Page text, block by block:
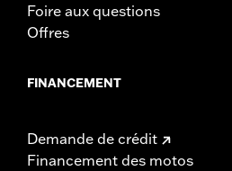
Foire aux questions
Offres
FINANCEMENT
Demande de crédit
Financement des motos